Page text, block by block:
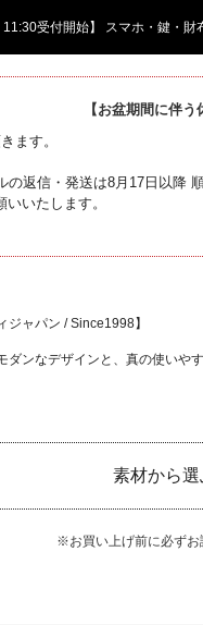
11:30受付開始】 スマホ・鍵・
【お盆期間に伴
ます。
の返信・発送は8月17日以降
いたします。
ジャパン / Since1998】
ダンなデザインと、真の使いや
素材から選
※お買い上げ前に必ず